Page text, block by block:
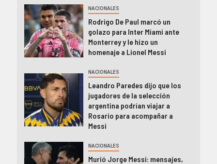
NACIONALES
Rodrigo De Paul marcó un
golazo para Inter Miami ante
Monterrey y le hizo un
homenaje a Lionel Messi
NACIONALES
Leandro Paredes dijo que los
jugadores de la selección
argentina podrían viajar a
Rosario para acompañar a
Messi
NACIONALES
Murió Jorge Messi: mensajes,